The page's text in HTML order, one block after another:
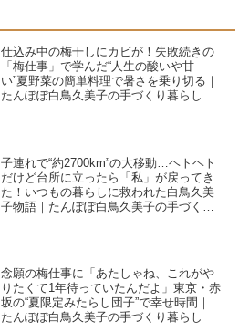
仕込み中の梅干しにカビが！失敗続きの
「梅仕事」で学んだ“人生の酸いや甘
い”夏野菜の簡単料理で暑さを乗り切る｜
たんぽぽ白鳥久美子の手づくり暮らし
子連れで“約2700km”の大移動…ヘトヘト
だけど台所に立ったら「私」が戻ってき
た！いつもの暮らしに救われた白鳥久美
子物語｜たんぽぽ白鳥久美子の手づくり
念願の梅仕事に「あたしゃね、これがや
りたくて1年待っていたんだよ」東京・赤
坂の“夏限定みたらし団子”で幸せ時間｜
たんぽぽ白鳥久美子の手づくり暮らし